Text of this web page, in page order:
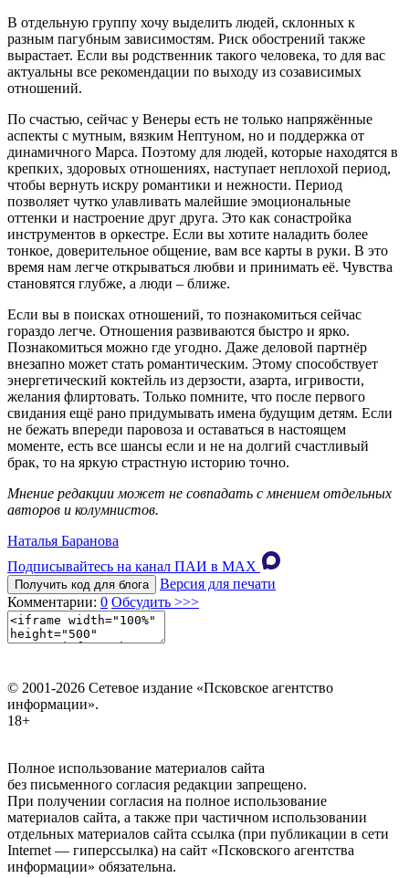
В отдельную группу хочу выделить людей, склонных к
разным пагубным зависимостям. Риск обострений также
вырастает. Если вы родственник такого человека, то для вас
актуальны все рекомендации по выходу из созависимых
отношений.
По счастью, сейчас у Венеры есть не только напряжённые
аспекты с мутным, вязким Нептуном, но и поддержка от
динамичного Марса. Поэтому для людей, которые находятся в
крепких, здоровых отношениях, наступает неплохой период,
чтобы вернуть искру романтики и нежности. Период
позволяет чутко улавливать малейшие эмоциональные
оттенки и настроение друг друга. Это как сонастройка
инструментов в оркестре. Если вы хотите наладить более
тонкое, доверительное общение, вам все карты в руки. В это
время нам легче открываться любви и принимать её. Чувства
становятся глубже, а люди – ближе.
Если вы в поисках отношений, то познакомиться сейчас
гораздо легче. Отношения развиваются быстро и ярко.
Познакомиться можно где угодно. Даже деловой партнёр
внезапно может стать романтическим. Этому способствует
энергетический коктейль из дерзости, азарта, игривости,
желания флиртовать. Только помните, что после первого
свидания ещё рано придумывать имена будущим детям. Если
не бежать впереди паровоза и оставаться в настоящем
моменте, есть все шансы если и не на долгий счастливый
брак, то на яркую страстную историю точно.
Мнение редакции может не совпадать с мнением отдельных
авторов и колумнистов.
Наталья Баранова
Подписывайтесь на канал ПАИ в MAХ
Получить код для блога
Версия для печати
Комментарии: 0 Обсудить >>>
© 2001-2026 Сетевое издание «Псковское агентство
информации».
18+
Полное использование материалов сайта
без письменного согласия редакции запрещено.
При получении согласия на полное использование
материалов сайта, а также при частичном использовании
отдельных материалов сайта ссылка (при публикации в сети
Internet — гиперссылка) на сайт «Псковского агентства
информации» обязательна.